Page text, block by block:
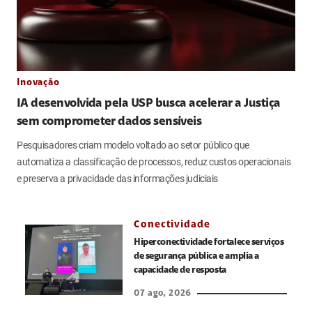
Inovação
IA desenvolvida pela USP busca acelerar a Justiça
sem comprometer dados sensíveis
Pesquisadores criam modelo voltado ao setor público que
automatiza a classificação de processos, reduz custos operacionais
e preserva a privacidade das informações judiciais
Conectividade
Hiperconectividade fortalece serviços
de segurança pública e amplia a
capacidade de resposta
07 ago, 2026